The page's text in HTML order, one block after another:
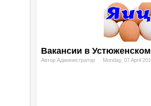
Вакансии в
Автор Администратор Monday, 07 April